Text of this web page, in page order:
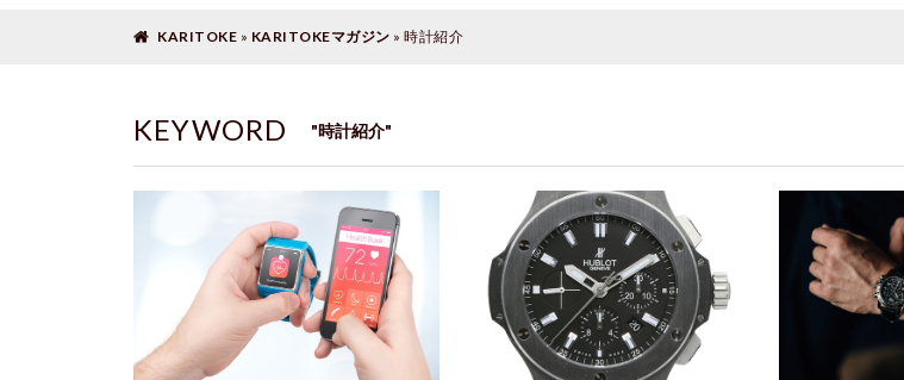
KARITOKE » KARITOKEマガジン » 時計紹介
KEYWORD "時計紹介"